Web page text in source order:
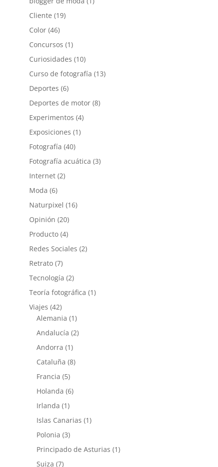
Cliente (19)
Color(46)
Concursos (1)
Curiosidades (10)
Curso de fotografía (13)
Deportes (6)
Deportes de motor(8)
Experimentos (4)
Exposiciones (1)
Fotografía (40)
Fotografía acuática (3)
Internet(2)
Moda (6)
Naturpixel (16)
Opinión (20)
Producto(4)
Redes Sociales (2)
Retrato(7)
Tecnología (2)
Teoría fotográfica (1)
Viajes (42)
Alemania (1)
Andalucía (2)
Andorra (1)
Cataluña (8)
Francia (5)
Holanda (6)
Irlanda (1)
Islas Canarias (1)
Polonia (3)
Principado de Asturias (1)
Suiza (7)